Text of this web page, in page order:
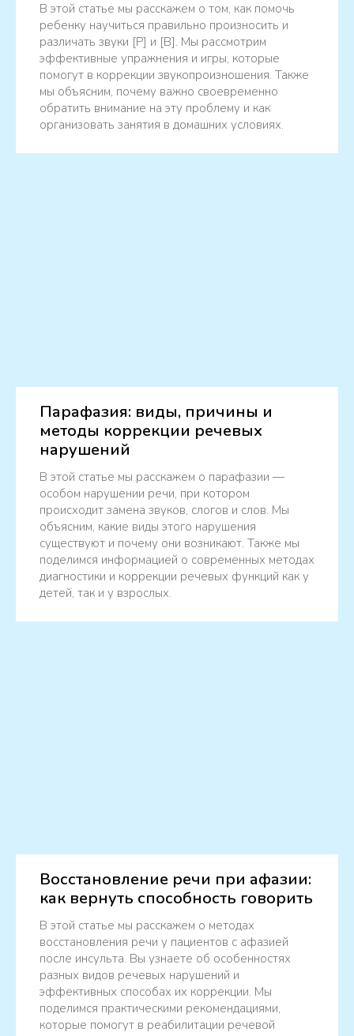
В этой статье мы расскажем о том, как помочь
ребенку научиться правильно произносить и
различать звуки [Р] и [В]. Мы рассмотрим
эффективные упражнения и игры, которые
помогут в коррекции звукопроизношения. Также
мы объясним, почему важно своевременно
обратить внимание на эту проблему и как
организовать занятия в домашних условиях.
Парафазия: виды, причины и
методы коррекции речевых
нарушений
В этой статье мы расскажем о парафазии —
особом нарушении речи, при котором
происходит замена звуков, слогов и слов. Мы
объясним, какие виды этого нарушения
существуют и почему они возникают. Также мы
поделимся информацией о современных методах
диагностики и коррекции речевых функций как у
детей, так и у взрослых.
Восстановление речи при афазии:
как вернуть способность говорить
В этой статье мы расскажем о методах
восстановления речи у пациентов с афазией
после инсульта. Вы узнаете об особенностях
разных видов речевых нарушений и
эффективных способах их коррекции. Мы
поделимся практическими рекомендациями,
которые помогут в реабилитации речевой